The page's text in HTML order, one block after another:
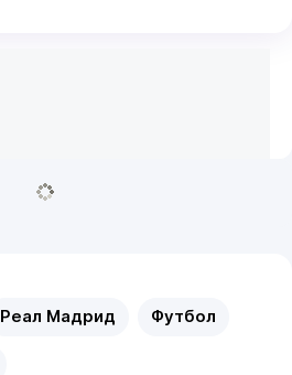
Реал Мадрид Футбол